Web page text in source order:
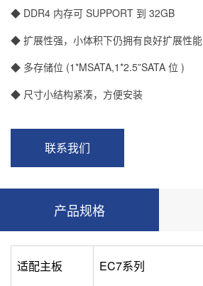
◆ DDR4 内存可 SUPPORT 到 32GB
◆ 扩展性强，小体积下仍拥有良好扩展性能
◆ 多存储位 (1*MSATA,1*2.5”SATA 位 )
◆ 尺寸小结构紧凑，方便安装
联系我们
产品规格
适配主板 EC7系列